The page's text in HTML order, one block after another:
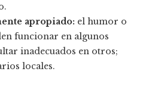
apropiado: el humor o
funcionar en algunos
inadecuados en otros;
locales.